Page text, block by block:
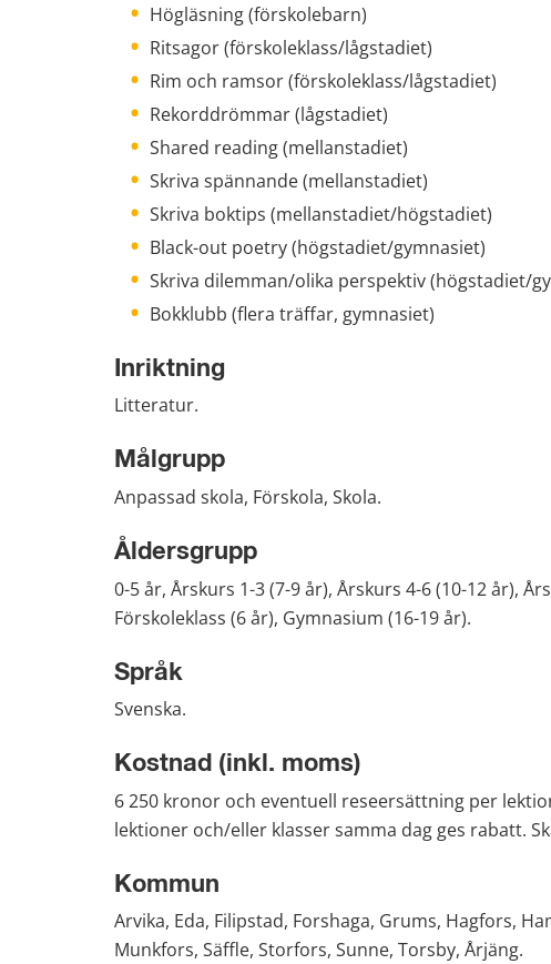
Högläsning (förskolebarn)
Ritsagor (förskoleklass/lågstadiet)
Rim och ramsor (förskoleklass/lågstadiet)
Rekorddrömmar (lågstadiet)
Shared reading (mellanstadiet)
Skriva spännande (mellanstadiet)
Skriva boktips (mellanstadiet/högstadiet)
Black-out poetry (högstadiet/gymnasiet)
Skriva dilemman/olika perspektiv (högstadiet/
Bokklubb (flera träffar, gymnasiet)
Inriktning
Litteratur.
Målgrupp
Anpassad skola, Förskola, Skola.
Åldersgrupp
0-5 år, Årskurs 1-3 (7-9 år), Årskurs 4-6 (10-12 år),
Förskoleklass (6 år), Gymnasium (16-19 år).
Språk
Svenska.
Kostnad (inkl. moms)
6 250 kronor och eventuell reseersättning per
lektioner och/eller klasser samma dag ges rabatt.
Kommun
Arvika, Eda, Filipstad, Forshaga, Grums, Hagfors,
Munkfors, Säffle, Storfors, Sunne, Torsby, Årjäng.